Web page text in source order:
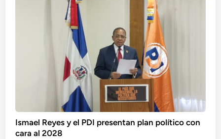
Ismael Reyes y el PDI presentan plan político con
cara al 2028